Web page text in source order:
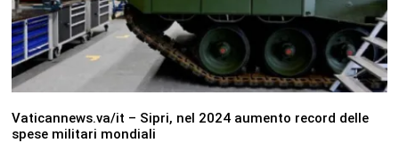
Vaticannews.va/it – Sipri, nel 2024 aumento record delle
spese militari mondiali